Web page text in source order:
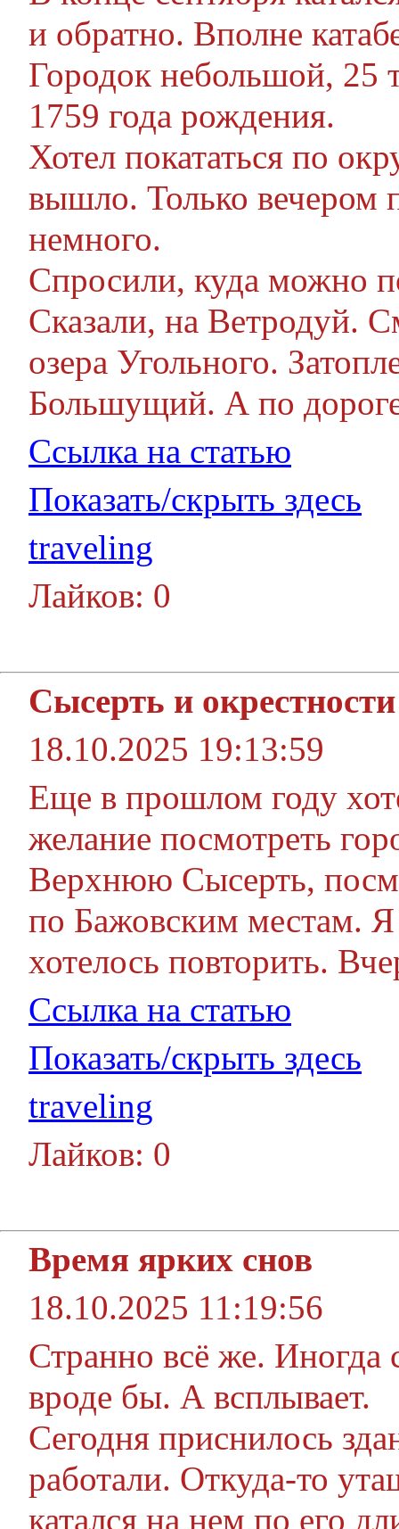
и обратно. Вполне
Городок небольшой, 25
1759 года рождения.
Хотел покататься по
вышло. Только вечером
немного.
Спросили, куда можно
Сказали, на Ветродуй.
озера Угольного.
Большущий. А по
Ссылка на статью
Показать/скрыть здесь
traveling
Лайков: 0
Сысерть и окрестности
18.10.2025 19:13:59
Еще в прошлом году
желание посмотреть
Верхнюю Сысерть,
по Бажовским местам.
хотелось повторить.
Ссылка на статью
Показать/скрыть здесь
traveling
Лайков: 0
Время ярких снов
18.10.2025 11:19:56
Странно всё же. Иногда
вроде бы. А всплывает.
Сегодня приснилось
работали. Откуда-то
катался на нем по его